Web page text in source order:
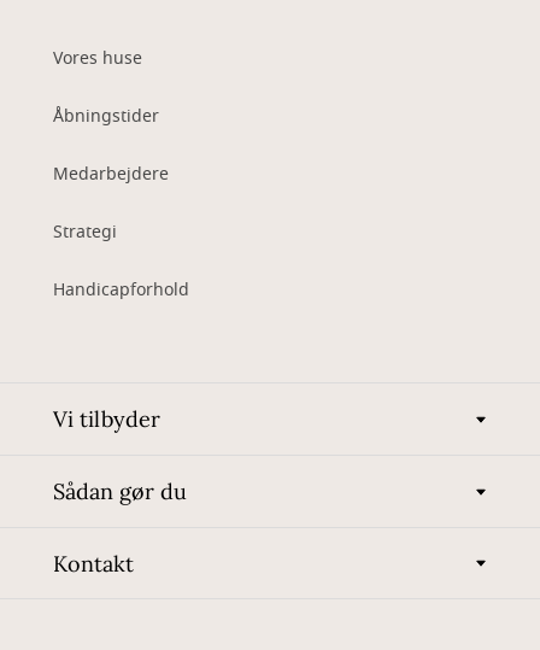
Vores huse
Åbningstider
Medarbejdere
Strategi
Handicapforhold
Vi tilbyder
Sådan gør du
Kontakt